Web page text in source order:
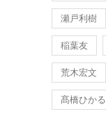
瀬戸利樹
稲葉友
荒木宏文
髙橋ひかる